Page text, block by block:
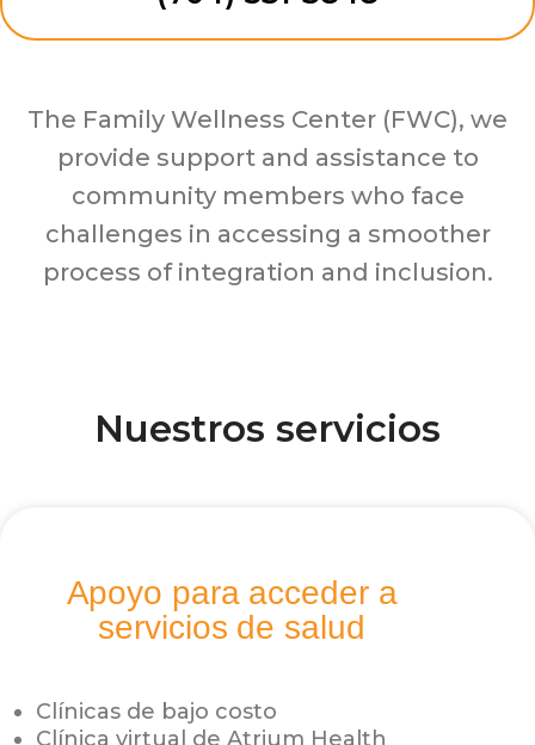
The Family Wellness Center (FWC), we
provide support and assistance to
community members who face
challenges in accessing a smoother
process of integration and inclusion.
Nuestros servicios
Apoyo para acceder a
servicios de salud
Clínicas de bajo costo
Clínica virtual de Atrium Health